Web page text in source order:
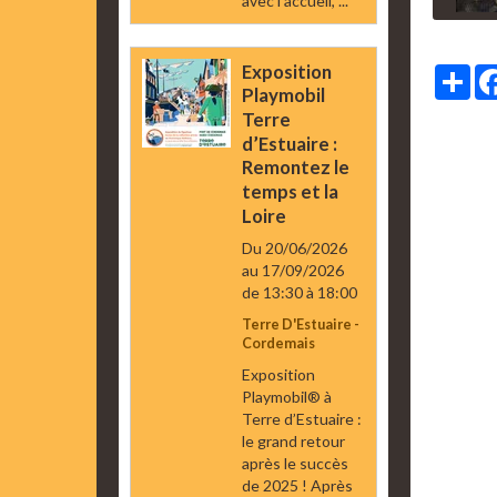
Exposition
Playmobil
Terre
d’Estuaire :
Remontez le
temps et la
Loire
Du 20/06/2026
au 17/09/2026
de 13:30à 18:00
Terre D'Estuaire -
Cordemais
Exposition
Playmobil® à
Terre d’Estuaire :
le grand retour
après le succès
de 2025 ! Après